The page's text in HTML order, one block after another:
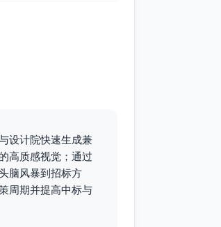
设计院快速生成兼
高质感视觉；通过
脑风暴到招标方
周期并提高中标与